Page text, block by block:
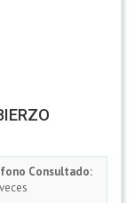
Consultado: